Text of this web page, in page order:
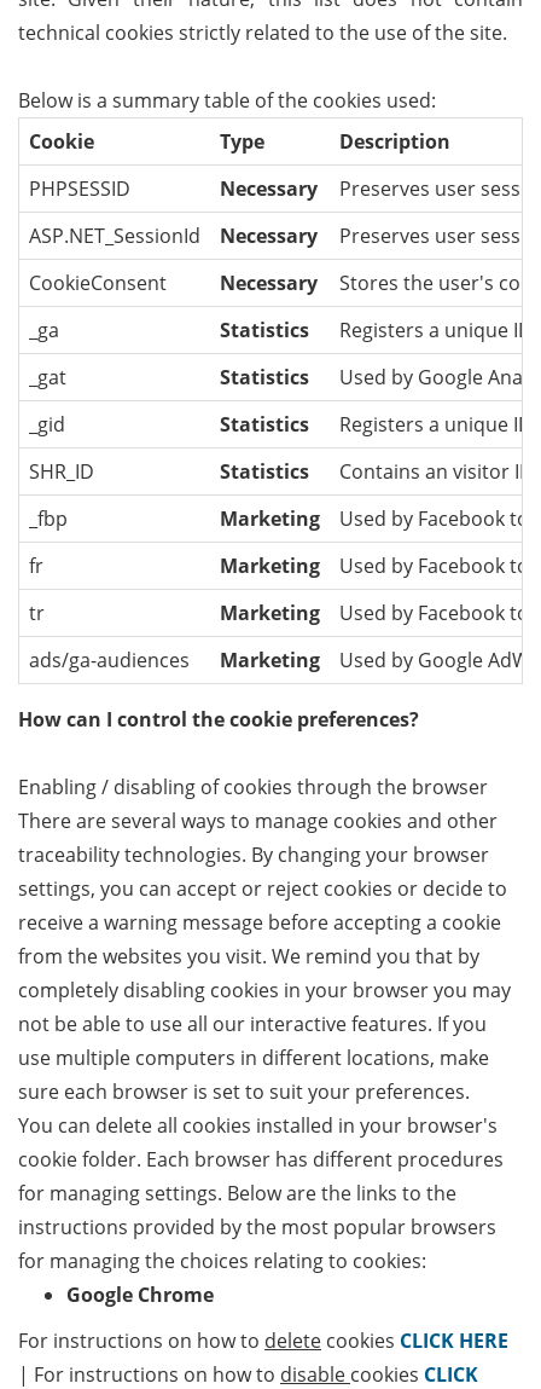
technical cookies strictly related to the use of the site.
Below is a summary table of the cookies used:
Cookie
Type
Description
PHPSESSID
Necessary
Preserves user
ASP.NET_SessionId
Necessary
Preserves user
CookieConsent
Necessary
Stores the user's
_ga
Statistics
Registers a unique
_gat
Statistics
Used by Google
_gid
Statistics
Registers a unique
SHR_ID
Statistics
Contains an visitor
_fbp
Marketing
Used by Facebook
fr
Marketing
Used by Facebook
tr
Marketing
Used by Facebook
ads/ga-audiences
Marketing Used by Google
How can I control the cookie preferences?
Enabling / disabling of cookies through the browser
There are several ways to manage cookies and other
traceability technologies. By changing your browser
settings, you can accept or reject cookies or decide to
receive a warning message before accepting a cookie
from the websites you visit. We remind you that by
completely disabling cookies in your browser you may
not be able to use all our interactive features. If you
use multiple computers in different locations, make
sure each browser is set to suit your preferences.
You can delete all cookies installed in your browser's
cookie folder. Each browser has different procedures
for managing settings. Below are the links to the
instructions provided by the most popular browsers
for managing the choices relating to cookies:
Google Chrome
For instructions on how to delete cookies CLICK HERE
| For instructions on how to disable cookies CLICK